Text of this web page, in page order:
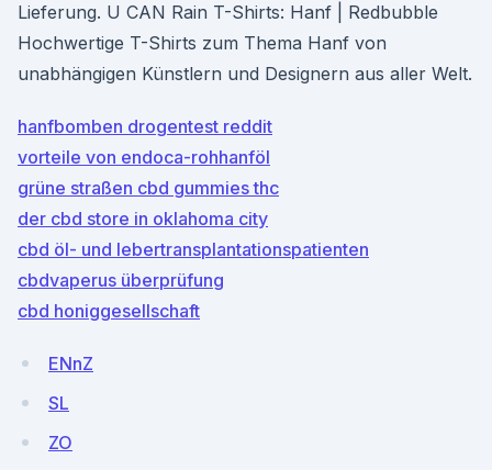
Lieferung. U CAN Rain T-Shirts: Hanf | Redbubble
Hochwertige T-Shirts zum Thema Hanf von
unabhängigen Künstlern und Designern aus aller Welt.
hanfbomben drogentest reddit
vorteile von endoca-rohhanföl
grüne straßen cbd gummies thc
der cbd store in oklahoma city
cbd öl- und lebertransplantationspatienten
cbdvaperus überprüfung
cbd honiggesellschaft
ENnZ
SL
ZO